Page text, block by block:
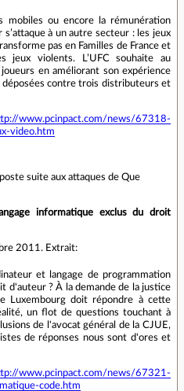
mobiles ou encore la rémunération
à un autre secteur : les jeux
pas en Familles de France et
jeux violents. L’UFC souhaite au
en améliorant son expérience
contre trois distributeurs et
www.pcinpact.com/news/67318-
video.htm
suite aux attaques de Que
informatique exclus du droit
2011. Extrait:
et langage de programmation
d'auteur ? À la demande de la justice
Luxembourg doit répondre à cette
un flot de questions touchant à
de l'avocat général de la CJUE,
de réponses nous sont d'ores et
www.pcinpact.com/news/67321-
code.htm